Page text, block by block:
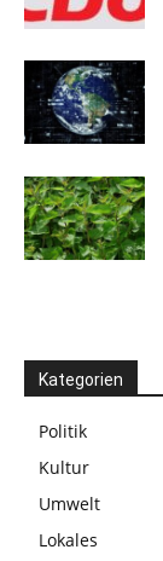
Kategorien
Politik
Kultur
Umwelt
Lokales